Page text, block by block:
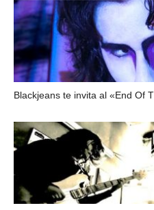
Blackjeans te invita al «End Of